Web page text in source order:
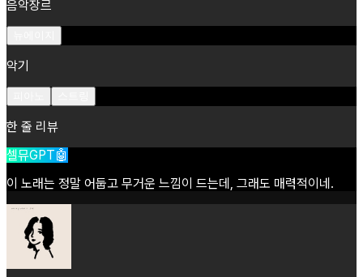
음악장르
악기
한 줄 리뷰
셀뮤GPT🤖
이 노래는 정말 어둡고 무거운 느낌이 드는데, 그래도 매력적이네.